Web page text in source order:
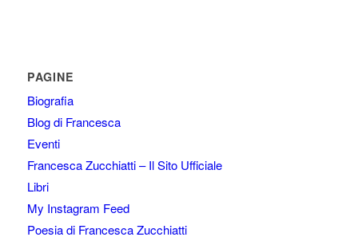
PAGINE
Biografia
Blog di Francesca
Eventi
Francesca Zucchiatti – Il Sito Ufficiale
Libri
My Instagram Feed
Poesia di Francesca Zucchiatti